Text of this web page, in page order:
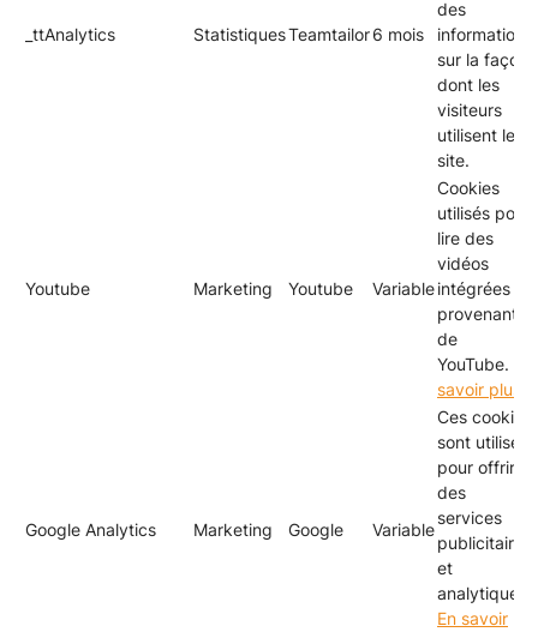
_ttAnalytics StatistiquesTeamtailor6 mois
des
informations
sur la façon
dont les
visiteurs
utilisent le
site.
Youtube Marketing Youtube Variable
Cookies
utilisés pour
lire des
vidéos
intégrées
provenant
de
YouTube.
savoir plus
Google Analytics Marketing Google Variable
Ces cookies
sont utilisés
pour offrir
des
services
publicitaires
et
analytiques.
En savoir